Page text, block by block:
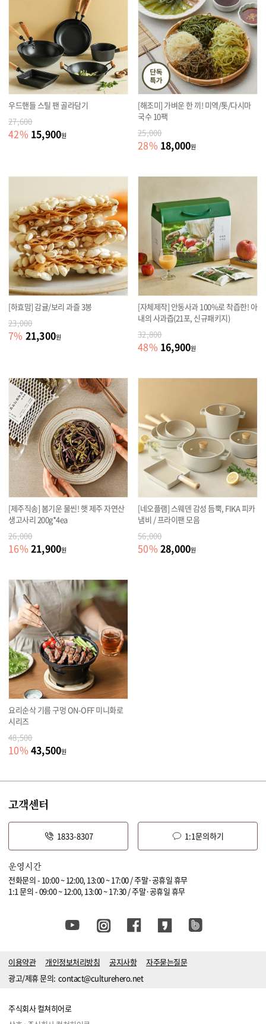
우드핸들 스틸 팬 골라담기
27,600
42% 15,900원
[해조미] 가벼운 한 끼! 미역/톳/다시마
국수 10팩
25,000
28% 18,000원
[하효맘] 감귤/보리 과즐 3봉
23,000
7% 21,300원
[자체제작] 안동사과 100%로 착즙한! 아
내의 사과즙(21포, 신규패키지)
32,800
48% 16,900원
[제주직송] 봄기운 물씬! 햇 제주 자연산
생고사리 200g*4ea
26,000
16% 21,900원
[네오플램] 스웨덴 감성 듬뿍, FIKA 피카
냄비 / 프라이팬 모음
56,000
50% 28,000원
요리순삭 기름 구멍 ON-OFF 미니화로
시리즈
48,500
10% 43,500원
고객센터
1833-8307 1:1문의하기
운영시간
전화문의 - 10:00 ~ 12:00, 13:00 ~ 17:00 / 주말·공휴일 휴무
1:1 문의 - 09:00 ~ 12:00, 13:00 ~ 17:30 / 주말·공휴일 휴무
이용약관 개인정보처리방침 공지사항
자주묻는질문
광고/제휴 문의: contact@culturehero.net
주식회사 컬쳐히어로